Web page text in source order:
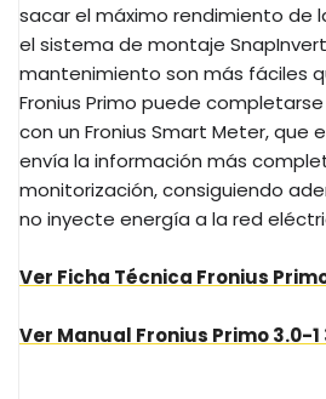
sacar el máximo rendimiento de
el sistema de montaje
mantenimiento son más fáciles
Fronius Primo puede
con un Fronius Smart Meter, que
envía la información más
monitorización, consiguiendo
no inyecte energía a la red
Ver Ficha Técnica Fronius
Ver Manual Fronius Primo 3.0-1